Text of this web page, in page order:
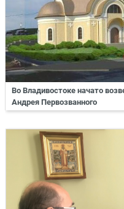
Во Владивостоке начато
Андрея Первозванного